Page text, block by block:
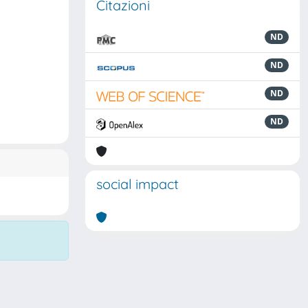
Citazioni
ND
ND
ND
ND
social impact